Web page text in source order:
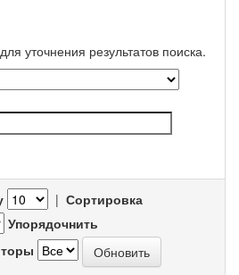
уточнения результатов поиска.
| Сортировка
Упорядочнить